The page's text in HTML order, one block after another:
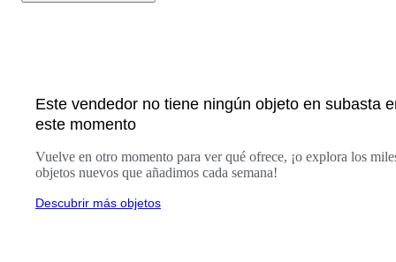
Este vendedor no tiene ningún objeto en subasta
este momento
Vuelve en otro momento para ver qué ofrece, ¡o explora los
objetos nuevos que añadimos cada semana!
Descubrir más objetos